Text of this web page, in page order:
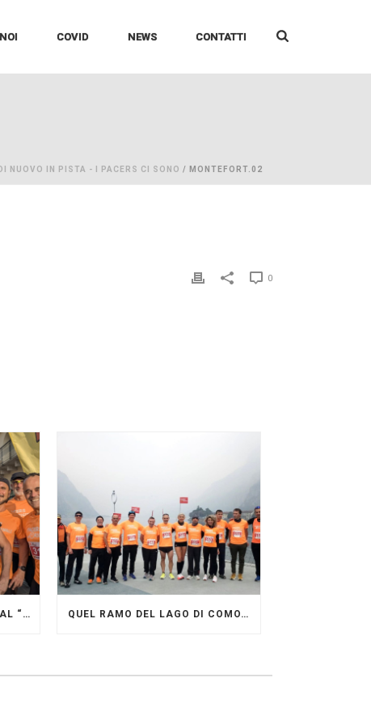
COVID NEWS CONTATTI
NUOVO IN PISTA - I PACERS CI SONO / MONTEFORT.02
0
GRANDE FESTA DEI PACERS AL “GARDA LAKE RUNNING FESTIVAL” QUEL RAMO DEL LAGO DI COMO…